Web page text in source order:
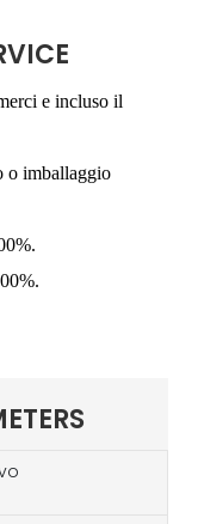
e incluso il
o imballaggio